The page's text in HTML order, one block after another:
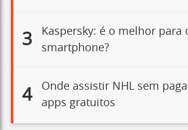
3
Kaspersky: é o melhor para
smartphone?
4
Onde assistir NHL sem
apps gratuitos